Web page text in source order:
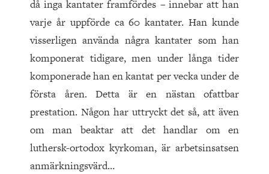
då inga kantater framfördes – innebar att han
varje år uppförde ca 60 kantater. Han kunde
visserligen använda några kantater som han
komponerat tidigare, men under långa tider
komponerade han en kantat per vecka under de
första åren. Detta är en nästan ofattbar
prestation. Någon har uttryckt det så, att även
om man beaktar att det handlar om en
luthersk-ortodox kyrkoman, är arbetsinsatsen
anmärknings­värd…